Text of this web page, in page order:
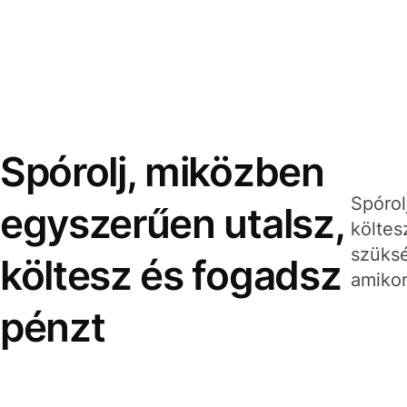
Spórolj, miközben
egyszerűen utalsz,
költesz és fogadsz
pénzt